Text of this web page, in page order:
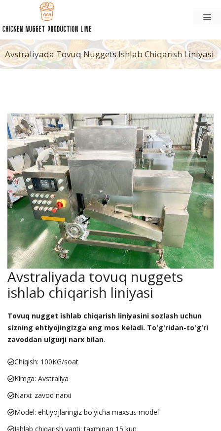
Avstraliyada Tovuq Nuggets Ishlab Chiqarish Liniyasi
Avstraliyada tovuq nuggets
ishlab chiqarish liniyasi
Tovuq nugget ishlab chiqarish liniyasini sozlash uchun
sizning ehtiyojingizga eng mos keladi. To'g'ridan-to'g'ri
zavoddan ulgurji narx bilan.
Chiqish: 100KG/soat
Kimga: Avstraliya
Narxi: zavod narxi
Model: ehtiyojlaringiz bo'yicha maxsus model
Ishlab chiqarish vaqti: taxminan 15 kun